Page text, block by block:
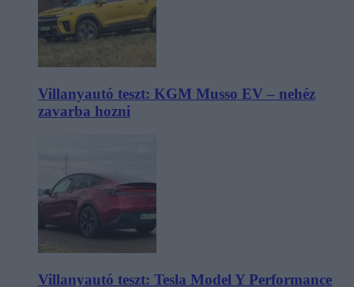
Villanyautó teszt: KGM Musso EV – nehéz
zavarba hozni
Villanyautó teszt: Tesla Model Y Performance